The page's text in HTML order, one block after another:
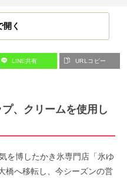
開く
LINE共有 URLコピー
、クリームを使用し
を博したかき氷専門店「氷ゆ
橋へ移転し、今シーズンの営